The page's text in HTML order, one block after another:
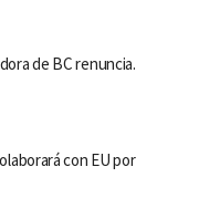
de BC renuncia.
con EU por